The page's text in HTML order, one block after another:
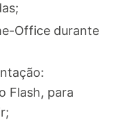
Office durante
Flash, para